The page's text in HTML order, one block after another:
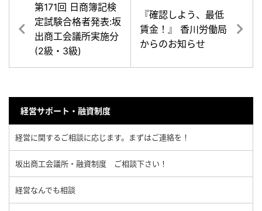
第171回 日商簿記検
定試験合格者発表:坂
出商工会議所実施分
(2級・3級)
『確認しよう、最低
賃金！』 香川労働局
からのお知らせ
経営サポート・融資制度
経営に関するご相談に応じます。まずはご連絡を！
坂出商工会議所・融資制度 ご相談下さい！
経営なんでも相談